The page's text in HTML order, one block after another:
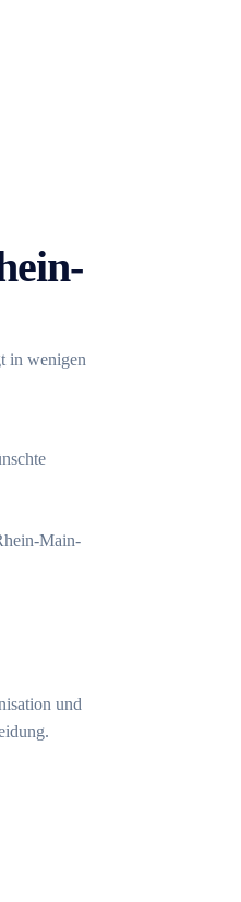
in wenigen
Main-
und